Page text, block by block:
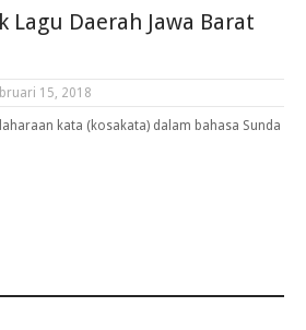
Lagu Daerah Jawa Barat
15, 2018
kata (kosakata) dalam bahasa Sunda